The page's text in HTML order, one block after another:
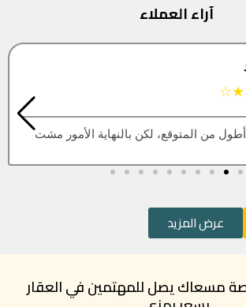
آراء العملاء
أبيه طلع مباع، أتمنى التحديث يكون أسرع
عرض المزيد
مسعاك يصل للمهتمين في العقار